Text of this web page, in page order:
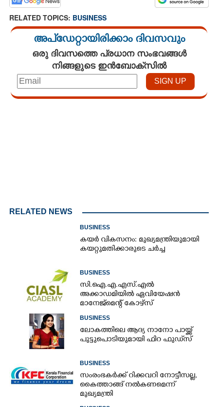
RELATED TOPICS: BUSINESS
അപ്ഡേറ്റായിരിക്കാം ദിവസവും
ഒരു ദിവസത്തെ പ്രധാന സംഭവങ്ങൾ
നിങ്ങളുടെ ഇൻബോക്സിൽ
RELATED NEWS
BUSINESS
കയർ വികസനം: മുഖ്യമന്ത്രിയുമായി
കയറ്റുമതിക്കാരുടെ ചർച്ച
BUSINESS
സി.ഐ.എ.എസ്.എൽ
അക്കാഡമിയിൽ ഏവിയേഷൻ
മാനേജ്മെന്റ് കോഴ്സ്
BUSINESS
ലോകത്തിലെ ആദ്യ നാനോ പായ്ക്ക്
പുട്ടുപൊടിയുമായി ഫിറ ഫുഡ്‌സ്
BUSINESS
സംരംഭകർക്ക് റിക്കവറി നോട്ടീസല്ല,
കൈത്താങ്ങ് നൽകണമെന്ന്
മുഖ്യമന്ത്രി